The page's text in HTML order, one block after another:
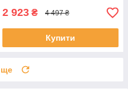
2 923 ₴ 4 497 ₴
Купити
ще